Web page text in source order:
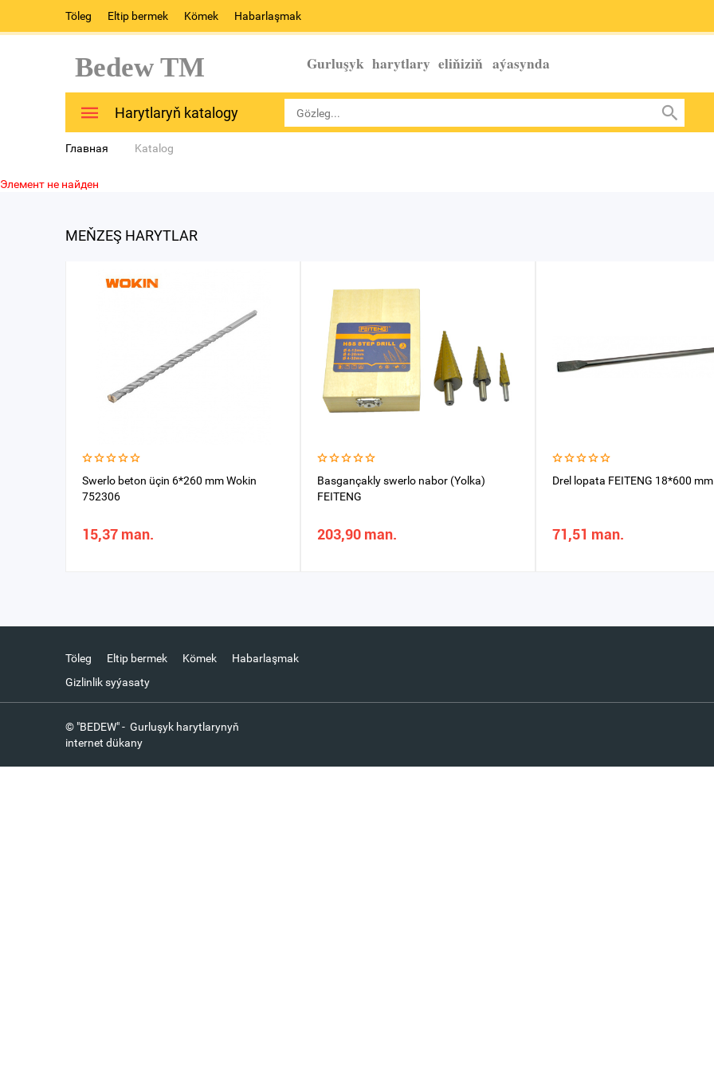
Töleg Eltip bermek Kömek Habarlaşmak
Bedew TM Gurluşyk harytlary eliňiziň aýasynda
Harytlaryň katalogy
Главная Katalog
Элемент не найден
MEŇZEŞ HARYTLAR
Swerlo beton üçin 6*260 mm Wokin
752306
15,37 man.
Basgançakly swerlo nabor (Yolka)
FEITENG
203,90 man.
Drel lopata FEITENG 18*600 mm
71,51 man.
Töleg Eltip bermek Kömek
Habarlaşmak
Gizlinlik syýasaty
© "BEDEW" - Gurluşyk harytlarynyň
internet dükany